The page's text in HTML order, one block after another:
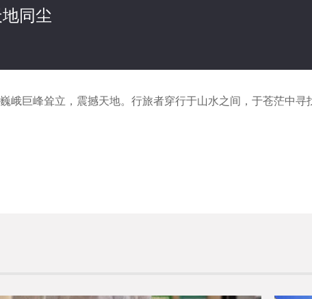
同尘
峨巨峰耸立，震撼天地。行旅者穿行于山水之间，于苍茫中